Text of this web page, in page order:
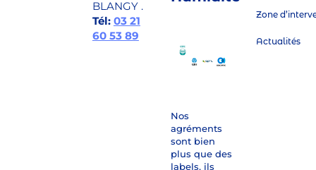
BLANGY .
Tél: 03 21
60 53 89
Nos
agréments
sont bien
plus que des
labels, ils
Zone
Actualités